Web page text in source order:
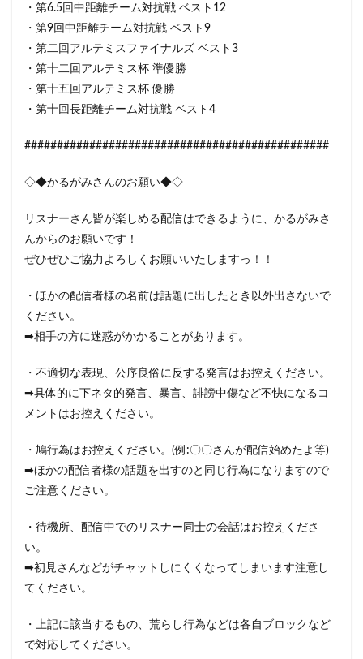
・第6.5回中距離チーム対抗戦 ベスト12
・第9回中距離チーム対抗戦 ベスト9
・第二回アルテミスファイナルズ ベスト3
・第十二回アルテミス杯 準優勝
・第十五回アルテミス杯 優勝
・第十回長距離チーム対抗戦 ベスト4
###############################################
◇◆かるがみさんのお願い◆◇
リスナーさん皆が楽しめる配信はできるように、かるがみさ
んからのお願いです！
ぜひぜひご協力よろしくお願いいたしますっ！！
・ほかの配信者様の名前は話題に出したとき以外出さないで
ください。
➡相手の方に迷惑がかかることがあります。
・不適切な表現、公序良俗に反する発言はお控えください。
➡具体的に下ネタ的発言、暴言、誹謗中傷など不快になるコ
メントはお控えください。
・鳩行為はお控えください。(例:〇〇さんが配信始めたよ等)
➡ほかの配信者様の話題を出すのと同じ行為になりますので
ご注意ください。
・待機所、配信中でのリスナー同士の会話はお控えくださ
い。
➡初見さんなどがチャットしにくくなってしまいます注意し
てください。
・上記に該当するもの、荒らし行為などは各自ブロックなど
で対応してください。